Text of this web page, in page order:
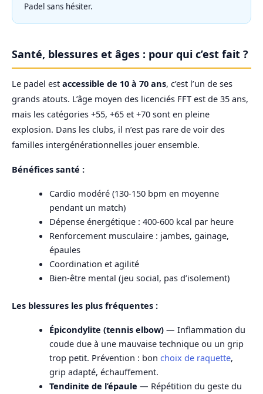
Padel sans hésiter.
Santé, blessures et âges : pour qui c’est fait ?
Le padel est accessible de 10 à 70 ans, c’est l’un de ses
grands atouts. L’âge moyen des licenciés FFT est de 35 ans,
mais les catégories +55, +65 et +70 sont en pleine
explosion. Dans les clubs, il n’est pas rare de voir des
familles intergénérationnelles jouer ensemble.
Bénéfices santé :
Cardio modéré (130-150 bpm en moyenne
pendant un match)
Dépense énergétique : 400-600 kcal par heure
Renforcement musculaire : jambes, gainage,
épaules
Coordination et agilité
Bien-être mental (jeu social, pas d’isolement)
Les blessures les plus fréquentes :
Épicondylite (tennis elbow)— Inflammation du
coude due à une mauvaise technique ou un grip
trop petit. Prévention : bon choix de raquette,
grip adapté, échauffement.
Tendinite de l’épaule — Répétition du geste du